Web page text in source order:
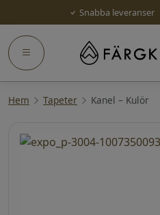
Snabba leveranser
Hem Tapeter Kanel – Kulör